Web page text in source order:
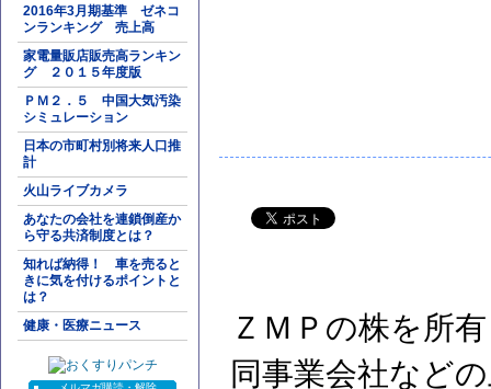
2016年3月期基準 ゼネコ
ンランキング 売上高
家電量販店販売高ランキン
グ ２０１５年度版
ＰＭ２．５ 中国大気汚染
シミュレーション
日本の市町村別将来人口推
計
火山ライブカメラ
あなたの会社を連鎖倒産か
ら守る共済制度とは？
知れば納得！ 車を売ると
きに気を付けるポイントと
は？
健康・医療ニュース
ＺＭＰの株を所
同事業会社など